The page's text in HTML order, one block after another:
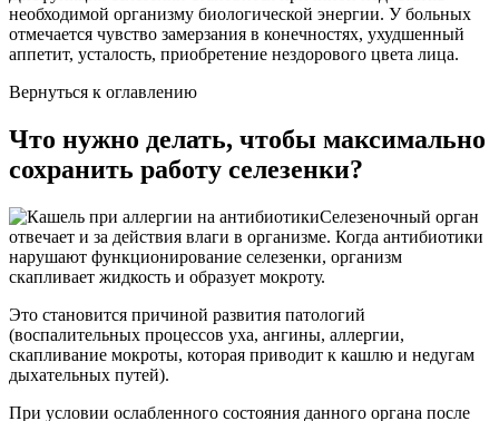
необходимой организму биологической энергии. У больных
отмечается чувство замерзания в конечностях, ухудшенный
аппетит, усталость, приобретение нездорового цвета лица.
Вернуться к оглавлению
Что нужно делать, чтобы максимально
сохранить работу селезенки?
Селезеночный орган
отвечает и за действия влаги в организме. Когда антибиотики
нарушают функционирование селезенки, организм
скапливает жидкость и образует мокроту.
Это становится причиной развития патологий
(воспалительных процессов уха, ангины, аллергии,
скапливание мокроты, которая приводит к кашлю и недугам
дыхательных путей).
При условии ослабленного состояния данного органа после